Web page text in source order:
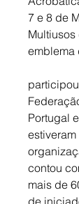
7 e 8 de
Multiusos
emblema
Portugal
contou
mais de
de